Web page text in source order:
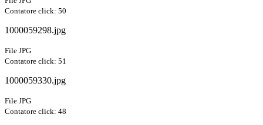
Contatore click: 50
1000059298.jpg
File JPG
Contatore click: 51
1000059330.jpg
File JPG
Contatore click: 48